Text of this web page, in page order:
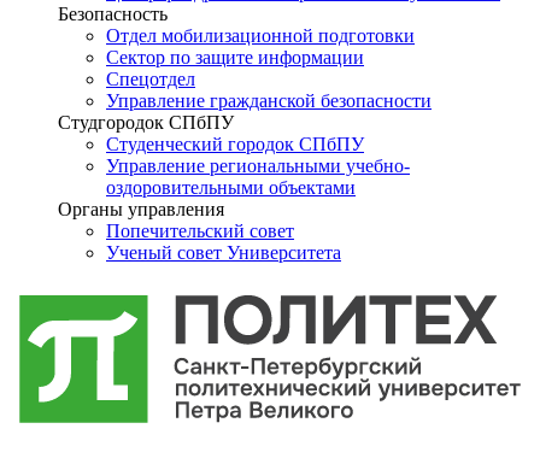
Безопасность
Отдел мобилизационной подготовки
Сектор по защите информации
Спецотдел
Управление гражданской безопасности
Студгородок СПбПУ
Студенческий городок СПбПУ
Управление региональными учебно-
оздоровительными объектами
Органы управления
Попечительский совет
Ученый совет Университета